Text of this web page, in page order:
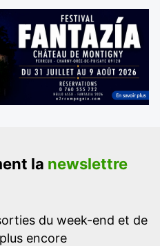
la newslettre
du week-end et de
encore